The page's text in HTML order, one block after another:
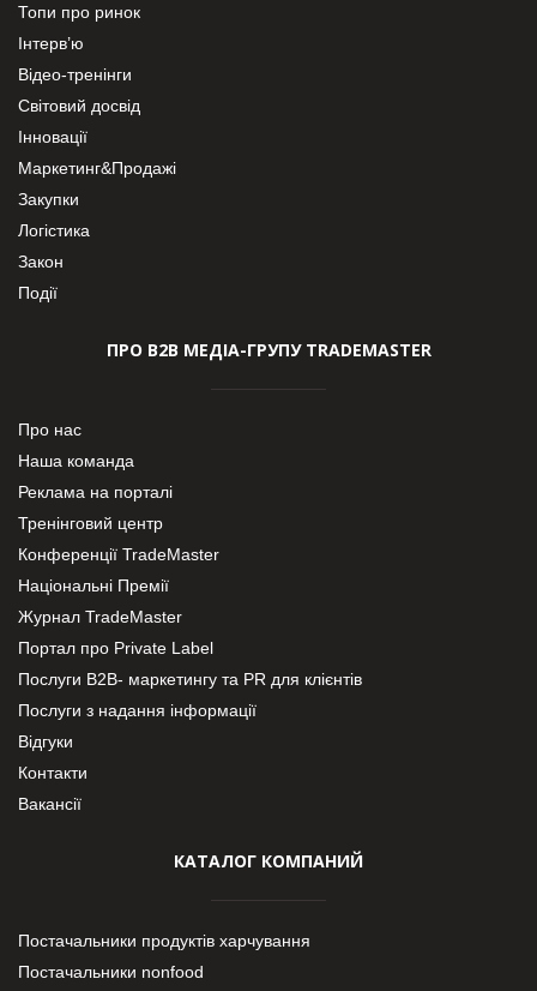
Топи про ринок
Інтерв’ю
Відео-тренінги
Світовий досвід
Інновації
Маркетинг&Продажі
Закупки
Логістика
Закон
Події
ПРО В2В МЕДІА-ГРУПУ TRADEMASTER
Про нас
Наша команда
Реклама на порталі
Тренінговий центр
Конференції TradeMaster
Національні Премії
Журнал TradeMaster
Портал про Private Label
Послуги В2В- маркетингу та PR для клієнтів
Послуги з надання інформації
Відгуки
Контакти
Вакансії
КАТАЛОГ КОМПАНИЙ
Постачальники продуктів харчування
Постачальники nonfood